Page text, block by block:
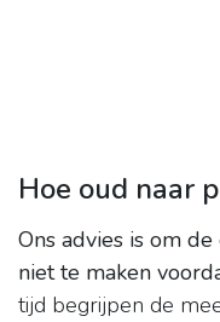
Hoe oud naar
Ons advies is om
niet te maken
tijd begrijpen de